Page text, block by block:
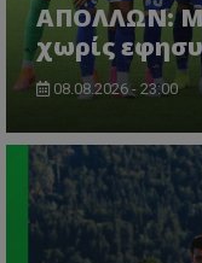
ΑΠΟΛΛΩΝ:
χωρίς
08.08.2026 - 23:00